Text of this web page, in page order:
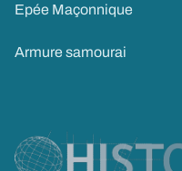
Epée Maçonnique
Armure samourai